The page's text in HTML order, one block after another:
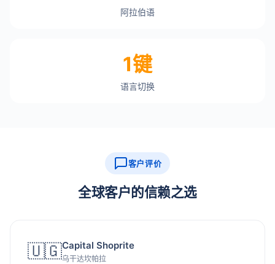
阿拉伯语
1键
语言切换
客户评价
全球客户的信赖之选
🇺🇬Capital Shoprite
乌干达坎帕拉